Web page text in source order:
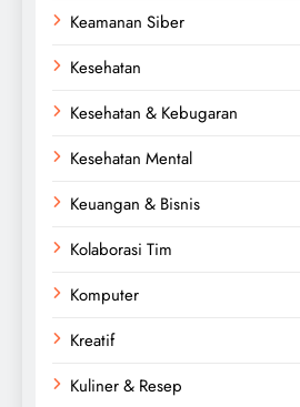
Keamanan Siber
Kesehatan
Kesehatan & Kebugaran
Kesehatan Mental
Keuangan & Bisnis
Kolaborasi Tim
Komputer
Kreatif
Kuliner & Resep